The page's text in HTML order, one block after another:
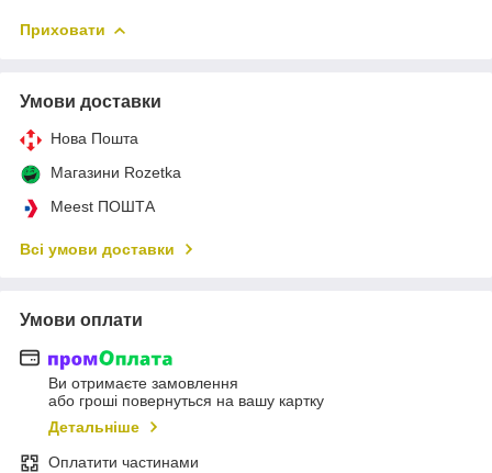
Приховати
Умови доставки
Нова Пошта
Магазини Rozetka
Meest ПОШТА
Всі умови доставки
Умови оплати
Ви отримаєте замовлення
або гроші повернуться на вашу картку
Детальніше
Оплатити частинами